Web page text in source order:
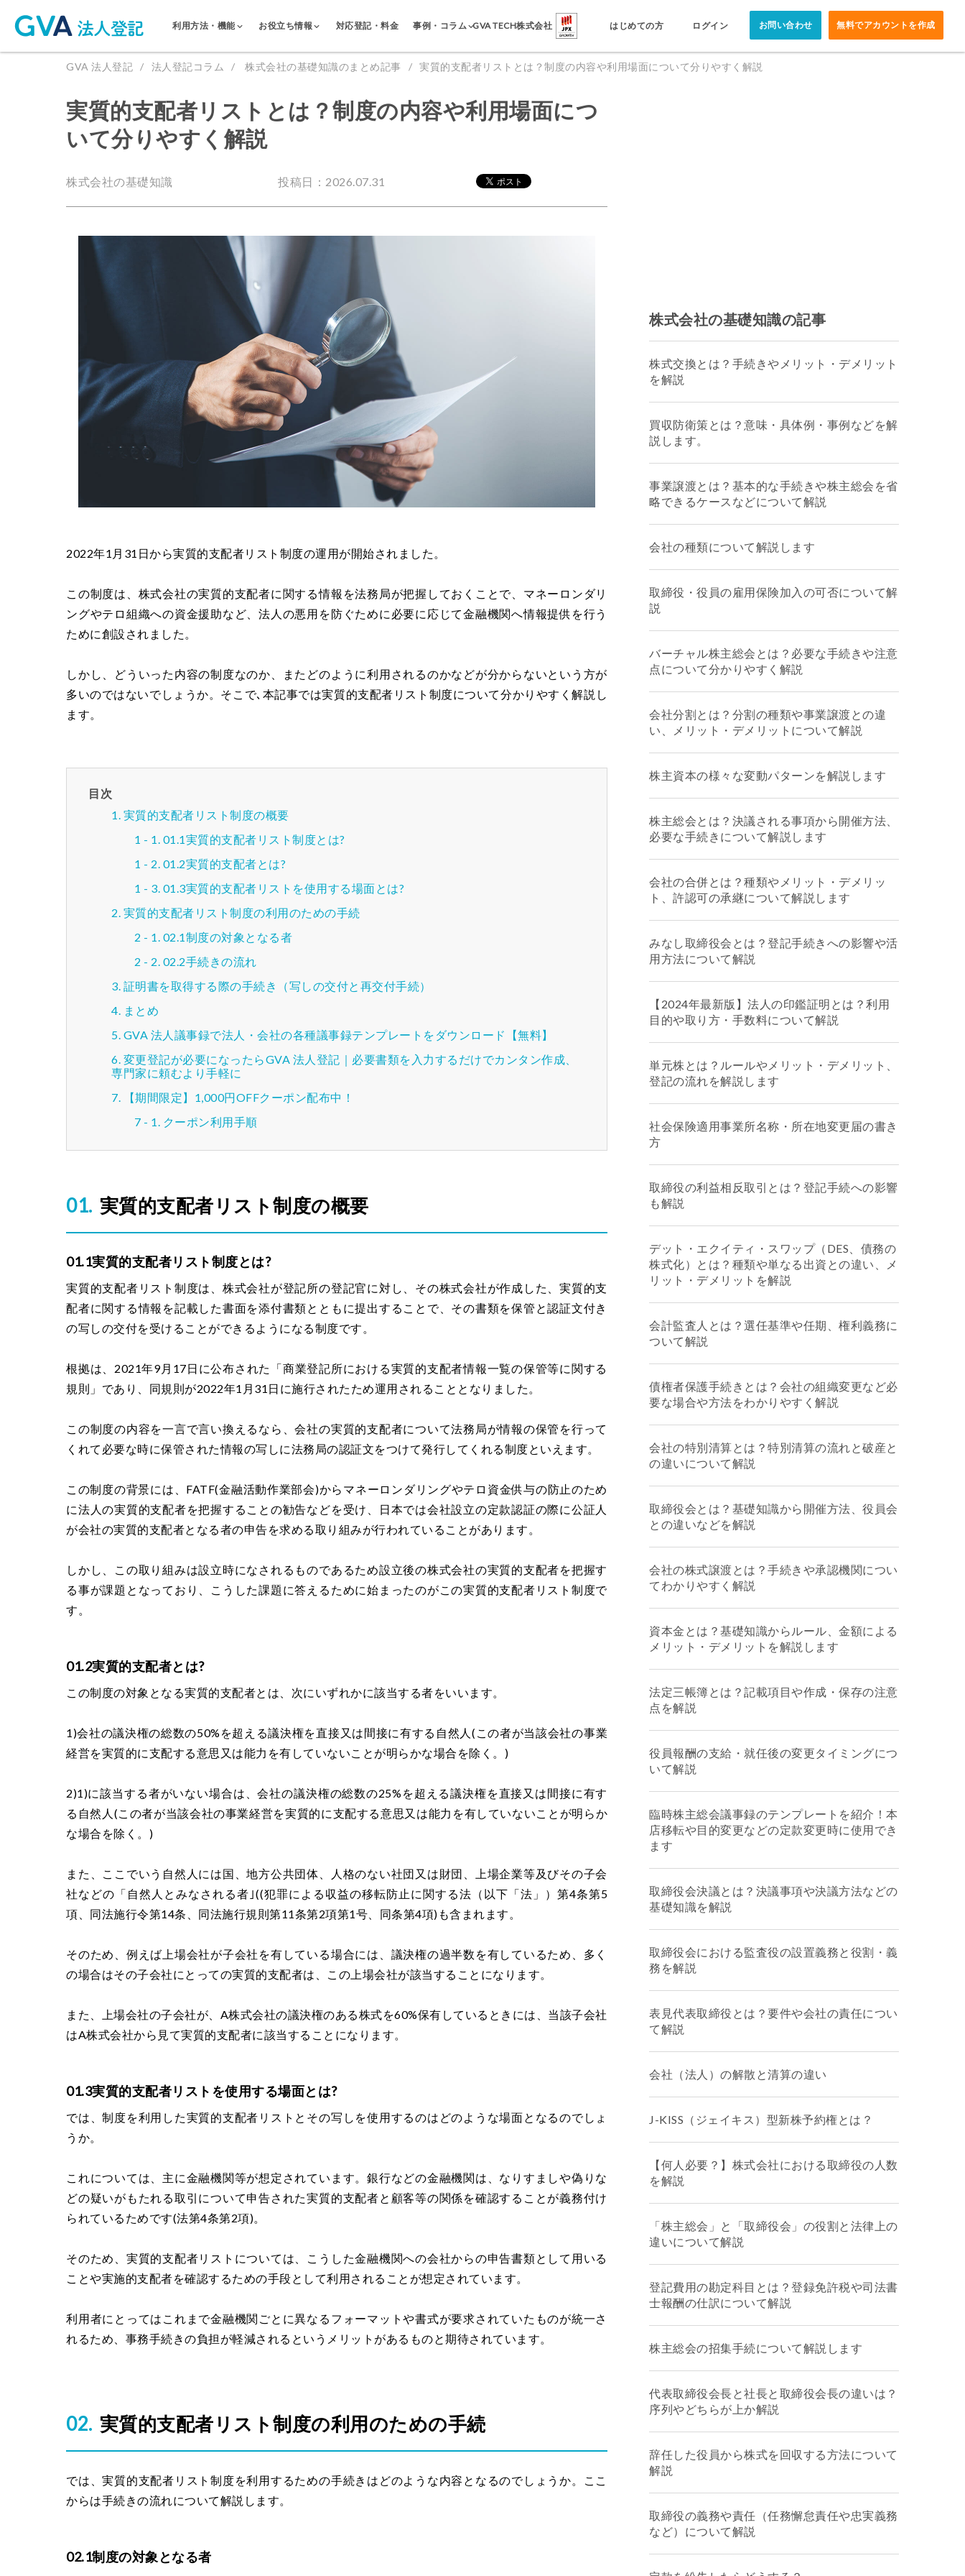
利用方法・機能 お役立ち情報 対応登記・料金 事例・コラム GVA TECH株式会社 はじめての方 ログイン お問い合わせ 無料でアカウントを作成
GVA 法人登記 法人登記コラム 株式会社の基礎知識のまとめ記事 実質的支配者リストとは？制度の内容や利用場面について分りやすく解説
実質的支配者リストとは？制度の内容や利用場面につ
いて分りやすく解説
株式会社の基礎知識 投稿日：2026.07.31
2022年1月31日から実質的支配者リスト制度の運用が開始されました。
この制度は、株式会社の実質的支配者に関する情報を法務局が把握しておくことで、マネーロンダリ
ングやテロ組織への資金援助など、法人の悪用を防ぐために必要に応じて金融機関へ情報提供を行う
ために創設されました。
しかし、どういった内容の制度なのか、またどのように利用されるのかなどが分からないという方が
多いのではないでしょうか。そこで､本記事では実質的支配者リスト制度について分かりやすく解説し
ます。
目次
実質的支配者リスト制度の概要
01.1実質的支配者リスト制度とは?
01.2実質的支配者とは?
01.3実質的支配者リストを使用する場面とは?
実質的支配者リスト制度の利用のための手続
02.1制度の対象となる者
02.2手続きの流れ
証明書を取得する際の手続き（写しの交付と再交付手続）
まとめ
GVA 法人議事録で法人・会社の各種議事録テンプレートをダウンロード【無料】
変更登記が必要になったらGVA 法人登記｜必要書類を入力するだけでカンタン作成、
専門家に頼むより手軽に
【期間限定】1,000円OFFクーポン配布中！
クーポン利用手順
実質的支配者リスト制度の概要
01.1実質的支配者リスト制度とは?
実質的支配者リスト制度は、株式会社が登記所の登記官に対し、その株式会社が作成した、実質的支
配者に関する情報を記載した書面を添付書類とともに提出することで、その書類を保管と認証文付き
の写しの交付を受けることができるようになる制度です。
根拠は、2021年9月17日に公布された「商業登記所における実質的支配者情報一覧の保管等に関する
規則」であり、同規則が2022年1月31日に施行されたため運用されることとなりました。
この制度の内容を一言で言い換えるなら、会社の実質的支配者について法務局が情報の保管を行って
くれて必要な時に保管された情報の写しに法務局の認証文をつけて発行してくれる制度といえます。
この制度の背景には、FATF(金融活動作業部会)からマネーロンダリングやテロ資金供与の防止のため
に法人の実質的支配者を把握することの勧告などを受け、日本では会社設立の定款認証の際に公証人
が会社の実質的支配者となる者の申告を求める取り組みが行われていることがあります。
しかし、この取り組みは設立時になされるものであるため設立後の株式会社の実質的支配者を把握す
る事が課題となっており、こうした課題に答えるために始まったのがこの実質的支配者リスト制度で
す。
01.2実質的支配者とは?
この制度の対象となる実質的支配者とは、次にいずれかに該当する者をいいます。
1)会社の議決権の総数の50%を超える議決権を直接又は間接に有する自然人(この者が当該会社の事業
経営を実質的に支配する意思又は能力を有していないことが明らかな場合を除く。)
2)1)に該当する者がいない場合は、会社の議決権の総数の25%を超える議決権を直接又は間接に有す
る自然人(この者が当該会社の事業経営を実質的に支配する意思又は能力を有していないことが明らか
な場合を除く。)
また、ここでいう自然人には国、地方公共団体、人格のない社団又は財団、上場企業等及びその子会
社などの「自然人とみなされる者｣((犯罪による収益の移転防止に関する法（以下「法」）第4条第5
項、同法施行令第14条、同法施行規則第11条第2項第1号、同条第4項)も含まれます。
そのため、例えば上場会社が子会社を有している場合には、議決権の過半数を有しているため、多く
の場合はその子会社にとっての実質的支配者は、この上場会社が該当することになります。
また、上場会社の子会社が、A株式会社の議決権のある株式を60%保有しているときには、当該子会社
はA株式会社から見て実質的支配者に該当することになります。
01.3実質的支配者リストを使用する場面とは?
では、制度を利用した実質的支配者リストとその写しを使用するのはどのような場面となるのでしょ
うか。
これについては、主に金融機関等が想定されています。銀行などの金融機関は、なりすましや偽りな
どの疑いがもたれる取引について申告された実質的支配者と顧客等の関係を確認することが義務付け
られているためです(法第4条第2項)。
そのため、実質的支配者リストについては、こうした金融機関への会社からの申告書類として用いる
ことや実施的支配者を確認するための手段として利用されることが想定されています。
利用者にとってはこれまで金融機関ごとに異なるフォーマットや書式が要求されていたものが統一さ
れるため、事務手続きの負担が軽減されるというメリットがあるものと期待されています。
実質的支配者リスト制度の利用のための手続
では、実質的支配者リスト制度を利用するための手続きはどのような内容となるのでしょうか。ここ
からは手続きの流れについて解説します。
02.1制度の対象となる者
株式会社の基礎知識の記事
株式交換とは？手続きやメリット・デメリット
を解説
買収防衛策とは？意味・具体例・事例などを解
説します。
事業譲渡とは？基本的な手続きや株主総会を省
略できるケースなどについて解説
会社の種類について解説します
取締役・役員の雇用保険加入の可否について解
説
バーチャル株主総会とは？必要な手続きや注意
点について分かりやすく解説
会社分割とは？分割の種類や事業譲渡との違
い、メリット・デメリットについて解説
株主資本の様々な変動パターンを解説します
株主総会とは？決議される事項から開催方法、
必要な手続きについて解説します
会社の合併とは？種類やメリット・デメリッ
ト、許認可の承継について解説します
みなし取締役会とは？登記手続きへの影響や活
用方法について解説
【2024年最新版】法人の印鑑証明とは？利用
目的や取り方・手数料について解説
単元株とは？ルールやメリット・デメリット、
登記の流れを解説します
社会保険適用事業所名称・所在地変更届の書き
方
取締役の利益相反取引とは？登記手続への影響
も解説
デット・エクイティ・スワップ（DES、債務の
株式化）とは？種類や単なる出資との違い、メ
リット・デメリットを解説
会計監査人とは？選任基準や任期、権利義務に
ついて解説
債権者保護手続きとは？会社の組織変更など必
要な場合や方法をわかりやすく解説
会社の特別清算とは？特別清算の流れと破産と
の違いについて解説
取締役会とは？基礎知識から開催方法、役員会
との違いなどを解説
会社の株式譲渡とは？手続きや承認機関につい
てわかりやすく解説
資本金とは？基礎知識からルール、金額による
メリット・デメリットを解説します
法定三帳簿とは？記載項目や作成・保存の注意
点を解説
役員報酬の支給・就任後の変更タイミングにつ
いて解説
臨時株主総会議事録のテンプレートを紹介！本
店移転や目的変更などの定款変更時に使用でき
ます
取締役会決議とは？決議事項や決議方法などの
基礎知識を解説
取締役会における監査役の設置義務と役割・義
務を解説
表見代表取締役とは？要件や会社の責任につい
て解説
会社（法人）の解散と清算の違い
J-KISS（ジェイキス）型新株予約権とは？
【何人必要？】株式会社における取締役の人数
を解説
「株主総会」と「取締役会」の役割と法律上の
違いについて解説
登記費用の勘定科目とは？登録免許税や司法書
士報酬の仕訳について解説
株主総会の招集手続について解説します
代表取締役会長と社長と取締役会長の違いは？
序列やどちらが上か解説
辞任した役員から株式を回収する方法について
解説
取締役の義務や責任（任務懈怠責任や忠実義務
など）について解説